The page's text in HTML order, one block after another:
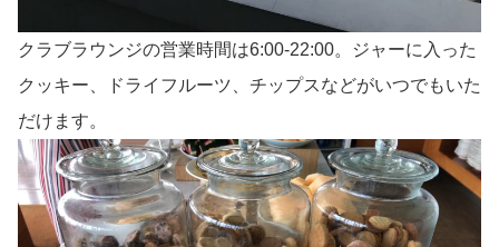
クラブラウンジの営業時間は6:00-22:00。ジャーに入った
クッキー、ドライフルーツ、チップスなどがいつでもいた
だけます。